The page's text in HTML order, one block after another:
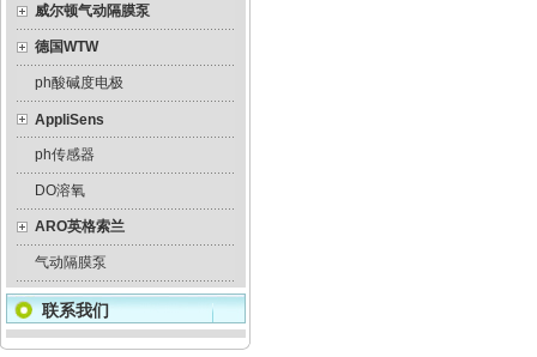
威尔顿气动隔膜泵
德国WTW
ph酸碱度电极
AppliSens
ph传感器
DO溶氧
ARO英格索兰
气动隔膜泵
联系我们